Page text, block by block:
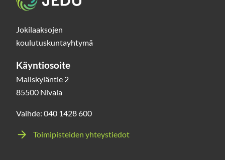
Jokilaaksojen
koulutuskuntayhtymä
Käyntiosoite
Maliskyläntie 2
85500 Nivala
Vaihde: 040 1428 600
Toimipisteiden yhteystiedot